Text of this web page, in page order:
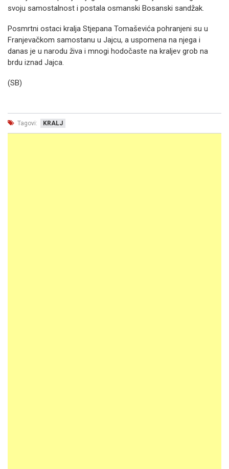
svoju samostalnost i postala osmanski Bosanski sandžak.
Posmrtni ostaci kralja Stjepana Tomaševića pohranjeni su u
Franjevačkom samostanu u Jajcu, a uspomena na njega i
danas je u narodu živa i mnogi hodočaste na kraljev grob na
brdu iznad Jajca.
(SB)
Tagovi: KRALJ